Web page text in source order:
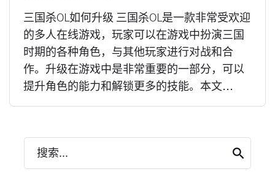
三国杀OL如何升级 三国杀OL是一款非常受欢迎
的多人在线游戏，玩家可以在游戏中扮演三国
时期的各种角色，与其他玩家进行对战和合
作。升级在游戏中是非常重要的一部分，可以
提升角色的能力和解锁更多的技能。本文...
搜索...